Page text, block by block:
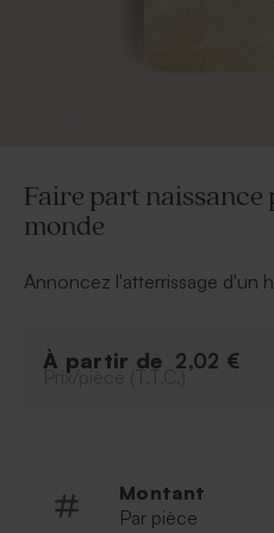
Faire part naissance
monde
Annoncez l'atterrissage d'un
personnalisation en ligne.
À partir de 2,02 €
Prix/pièce (T.T.C.)
Montant
Par pièce